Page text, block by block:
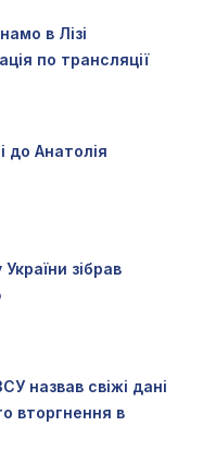
в Лізі
по трансляції
до Анатолія
зібрав
назвав свіжі дані
вторгнення в